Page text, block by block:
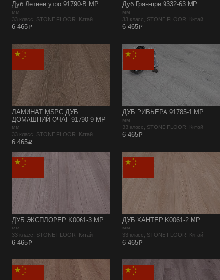
Дуб Летнее утро 91790-B MP
мм
33 класс, STONE FLOOR Китай
6 465p
Дуб Гран-при 9332-63 MР
мм
33 класс, STONE FLOOR Китай
6 465p
ЛАМИНАТ MSPC ДУБ
ДОМАШНИЙ ОЧАГ 91790-9 MP
мм
33 класс, STONE FLOOR Китай
6 465p
ДУБ РИВЬЕРА 91785-1 MP
мм
33 класс, STONE FLOOR Китай
6 465p
ДУБ ЭКСПЛОРЕР K0061-3 MP
мм
33 класс, STONE FLOOR Китай
6 465p
ДУБ ХАНТЕР K0061-2 MP
мм
33 класс, STONE FLOOR Китай
6 465p